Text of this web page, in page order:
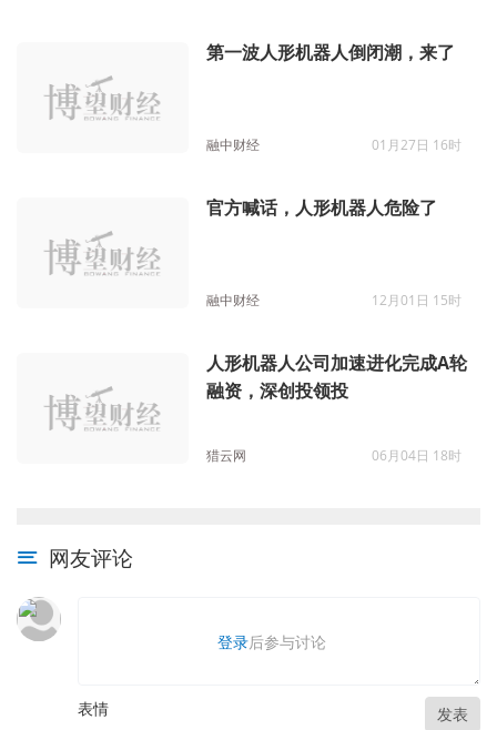
第一波人形机器人倒闭潮，来了
融中财经 01月27日 16时
官方喊话，人形机器人危险了
融中财经 12月01日 15时
人形机器人公司加速进化完成A轮
融资，深创投领投
猎云网 06月04日 18时
网友评论
登录后参与讨论
表情 发表